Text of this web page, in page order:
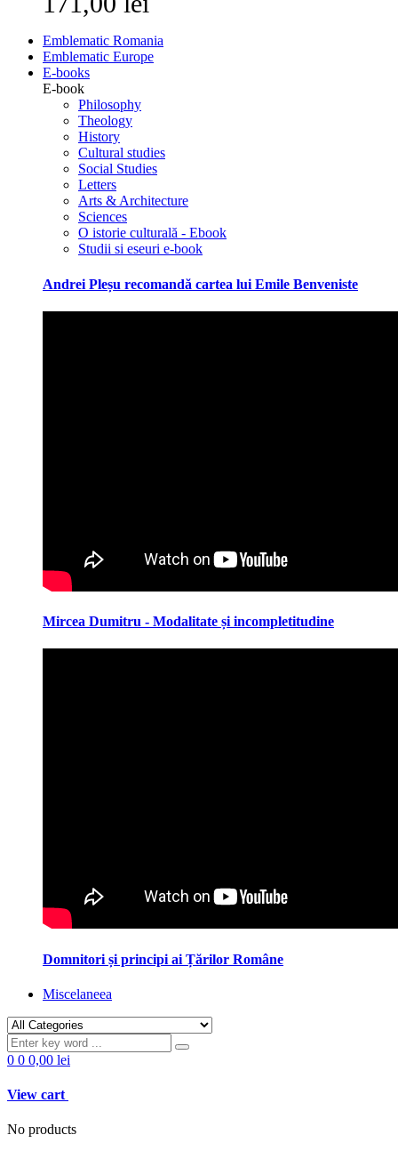
Emblematic Romania
Emblematic Europe
E-books
E-book
Philosophy
Theology
History
Cultural studies
Social Studies
Letters
Arts & Architecture
Sciences
O istorie culturală - Ebook
Studii si eseuri e-book
Andrei Pleșu recomandă cartea lui Emile Benveniste
Mircea Dumitru - Modalitate și incompletitudine
Domnitori și principi ai Țărilor Române
Miscelaneea
0 0 0,00 lei
View cart
No products